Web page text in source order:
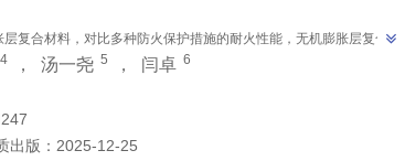
复合材料，对比多种防火保护措施的耐火性能，无机膨胀层复合材
4 ， 汤一尧 5 ， 闫卓 6
出版： 2025-12-25